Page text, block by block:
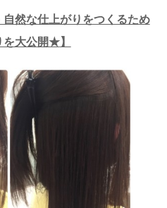
然な仕上がりをつくるため
を大公開★】